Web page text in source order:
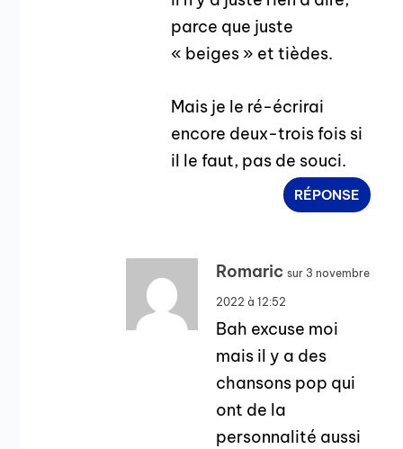
parce que juste
« beiges » et tièdes.
Mais je le ré-écrirai
encore deux-trois fois si
il le faut, pas de souci.
RÉPONSE
Romaric sur 3 novembre
2022 à 12:52
Bah excuse moi
mais il y a des
chansons pop qui
ont de la
personnalité aussi